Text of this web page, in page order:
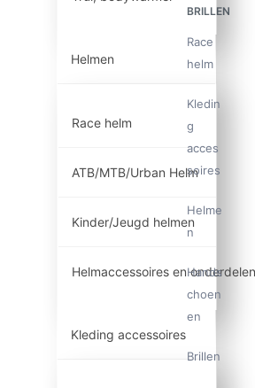
Helmen
Race helm
ATB/MTB/Urban Helm
Kinder/Jeugd helmen
Helmaccessoires en onderdelen
Kleding accessoires
BRILLEN
Race
helm
Kledin
g
acces
soires
Helme
n
Hands
choen
en
Brillen